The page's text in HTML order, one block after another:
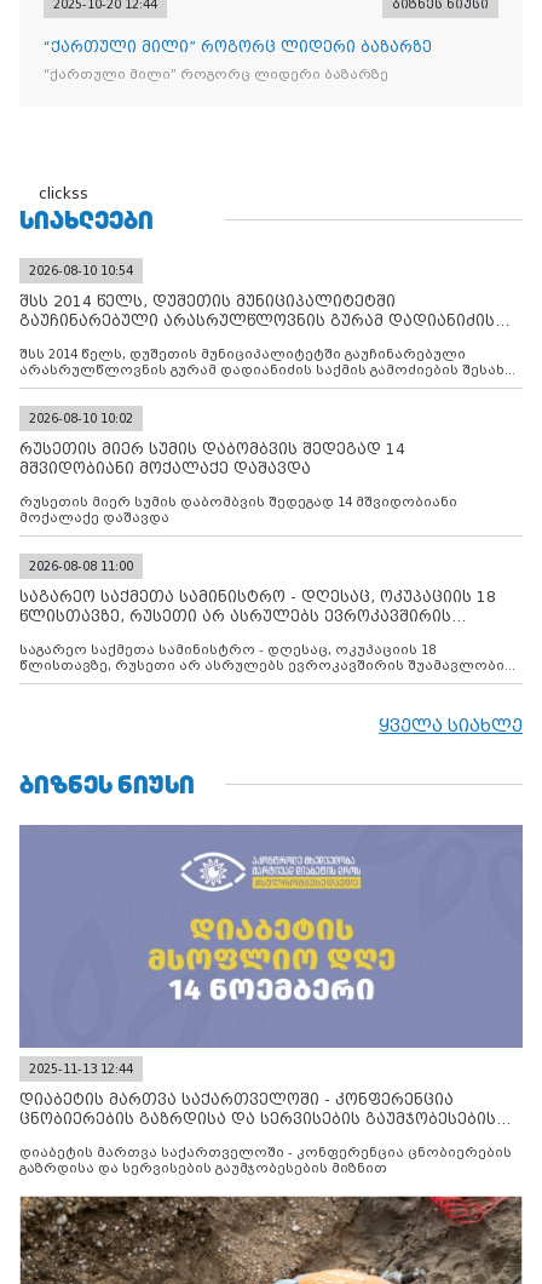
2025-10-20 12:44 ბიზნეს ნიუსი
“ქართული მილი” როგორც ლიდერი ბაზარზე
“ქართული მილი” როგორც ლიდერი ბაზარზე
clickss
ᲡᲘᲐᲮᲚᲔᲔᲑᲘ
2026-08-10 10:54
შსს 2014 წელს, დუშეთის მუნიციპალიტეტში
გაუჩინარებული არასრულწლოვნის გურამ დადიანიძის
შსს 2014 წელს, დუშეთის მუნიციპალიტეტში გაუჩინარებული
არასრულწლოვნის გურამ დადიანიძის საქმის გამოძიების შესახებ
ინფორმაციას ავრცელებს
2026-08-10 10:02
რუსეთის მიერ სუმის დაბომბვის შედეგად 14
მშვიდობიანი მოქალაქე დაშავდა
რუსეთის მიერ სუმის დაბომბვის შედეგად 14 მშვიდობიანი
მოქალაქე დაშავდა
2026-08-08 11:00
საგარეო საქმეთა სამინისტრო - დღესაც, ოკუპაციის 18
წლისთავზე, რუსეთი არ ასრულებს ევროკავშირის
საგარეო საქმეთა სამინისტრო - დღესაც, ოკუპაციის 18
წლისთავზე, რუსეთი არ ასრულებს ევროკავშირის შუამავლობით
დადებულ 2008 წლის 12 აგვისტოს ცეცხლის შეწყვეტის
მილიტარიზაციის პროცესს და აქტიურად დგამს ნაბიჯებს მათი
ყველა სიახლე
ᲑᲘᲖᲜᲔᲡ ᲜᲘᲣᲡᲘ
2025-11-13 12:44
დიაბეტის მართვა საქართველოში - კონფერენცია
ცნობიერების გაზრდისა და სერვისების გაუმჯობესების
დიაბეტის მართვა საქართველოში - კონფერენცია ცნობიერების
გაზრდისა და სერვისების გაუმჯობესების მიზნით